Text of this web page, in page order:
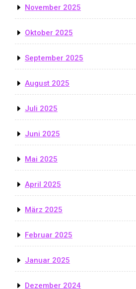
November 2025
Oktober 2025
September 2025
August 2025
Juli 2025
Juni 2025
Mai 2025
April 2025
März 2025
Februar 2025
Januar 2025
Dezember 2024